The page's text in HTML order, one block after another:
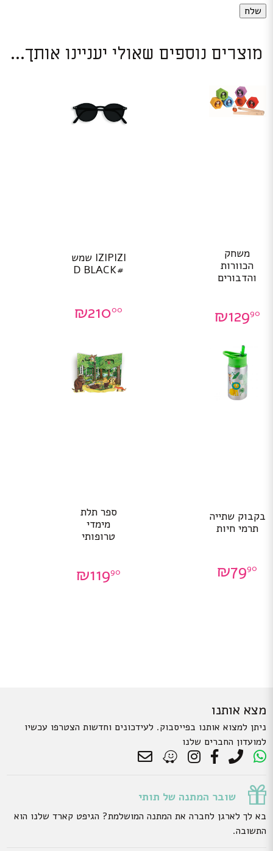
מוצרים נוספים שאולי יעניינו אותך...
משחק
הכוורות
והדבורים
₪12990
IZIPIZI שמש
#D BLACK
₪21000
בקבוק שתייה
תרמי חיות
₪7990
ספר תלת
מימדי
טרופותי
₪11990
מצא אותנו
ניתן למצוא אותנו בפייסבוק. לעידכונים וחדשות הצטרפו עכשיו
למועדון החברים שלנו
שובר המתנה של תותי
בא לך לארגן לחברה את המתנה המושלמת? הגיפט קארד שלנו הוא
התשובה.